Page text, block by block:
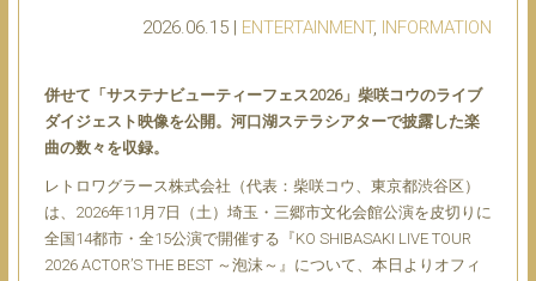
2026.06.15 | ENTERTAINMENT, INFORMATION
併せて「サステナビューティーフェス2026」柴咲コウのライブ
ダイジェスト映像を公開。河口湖ステラシアターで披露した楽
曲の数々を収録。
レトロワグラース株式会社（代表：柴咲コウ、東京都渋谷区）
は、2026年11月7日（土）埼玉・三郷市文化会館公演を皮切りに
全国14都市・全15公演で開催する『KO SHIBASAKI LIVE TOUR
2026 ACTOR’S THE BEST ～泡沫～』について、本日よりオフィ